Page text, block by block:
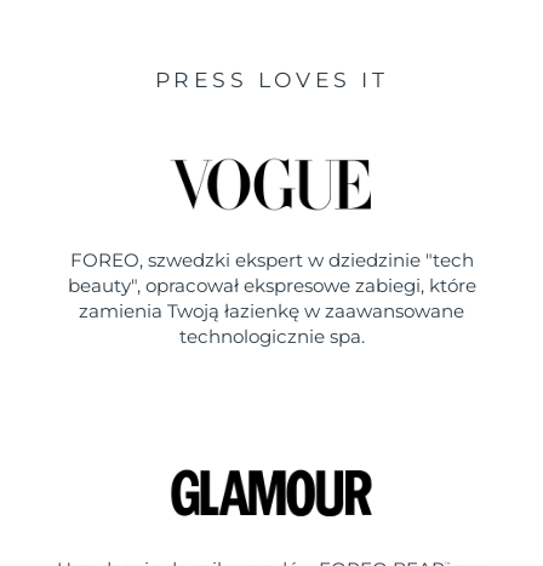
PRESS LOVES IT
FOREO, szwedzki ekspert w dziedzinie "tech
beauty", opracował ekspresowe zabiegi, które
zamienia Twoją łazienkę w zaawansowane
technologicznie spa.
™